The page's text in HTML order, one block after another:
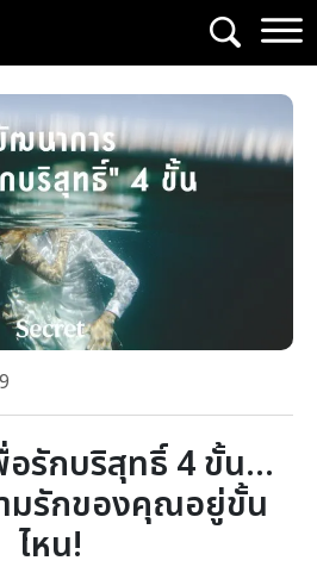
รักบริสุทธิ์ 4 ขั้น…
มรักของคุณอยู่ขั้น
ไหน!